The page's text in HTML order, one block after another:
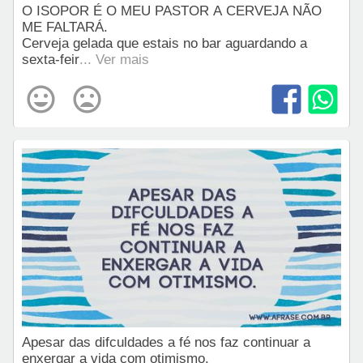
O ISOPOR É O MEU PASTOR A CERVEJA NÃO
ME FALTARÁ.
Cerveja gelada que estais no bar aguardando a
sexta-feir... Ver mais
Apesar das difculdades a fé nos faz continuar a
enxergar a vida com otimismo.